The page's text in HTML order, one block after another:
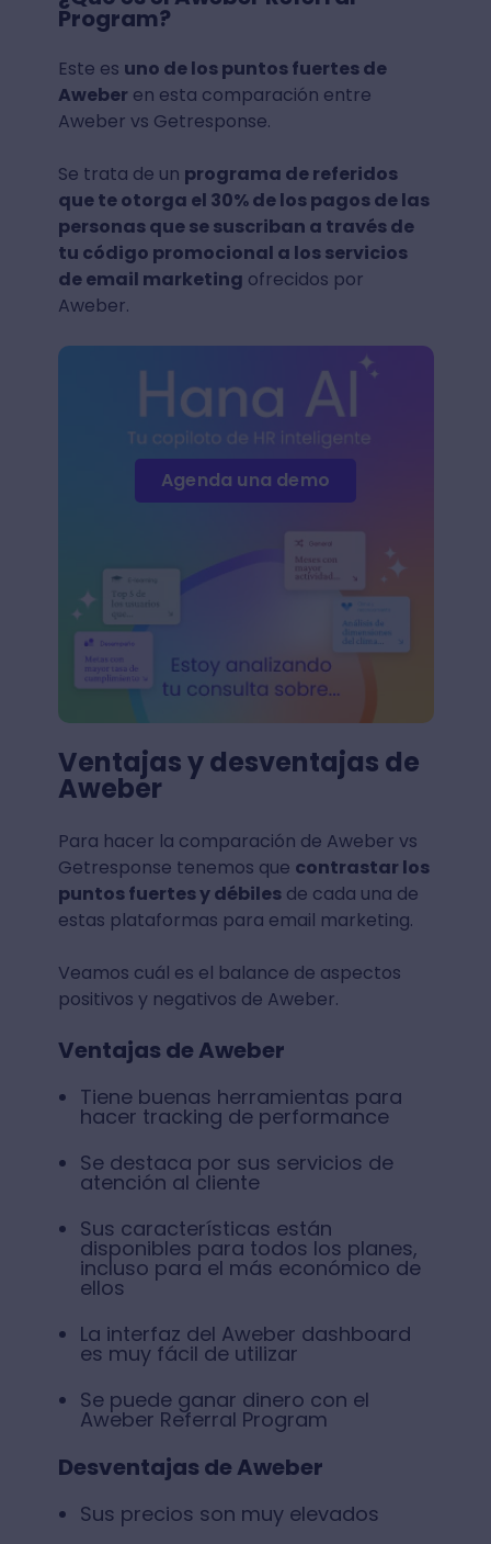
Program?
Este es uno de los puntos fuertes de
Aweber en esta comparación entre
Aweber vs Getresponse.
Se trata de un programa de referidos
que te otorga el 30% de los pagos de las
personas que se suscriban a través de
tu código promocional a los servicios
de email marketing ofrecidos por
Aweber.
Agenda una demo
Ventajas y desventajas de
Aweber
Para hacer la comparación de Aweber vs
Getresponse tenemos que contrastar los
puntos fuertes y débilesde cada una de
estas plataformas para email marketing.
Veamos cuál es el balance de aspectos
positivos y negativos de Aweber.
Ventajas de Aweber
Tiene buenas herramientas para
hacer tracking de performance
Se destaca por sus servicios de
atención al cliente
Sus características están
disponibles para todos los planes,
incluso para el más económico de
ellos
La interfaz del Aweber dashboard
es muy fácil de utilizar
Se puede ganar dinero con el
Aweber Referral Program
Desventajas de Aweber
Sus precios son muy elevados